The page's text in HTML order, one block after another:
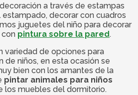
a través de estampas
decorar con cuadros
juguetes del niño para decorar
pintura sobre la pared.
variedad de opciones para
de niños, en esta ocasión se
bien con los amantes de la
pintar animales para niños
los muebles del dormitorio.